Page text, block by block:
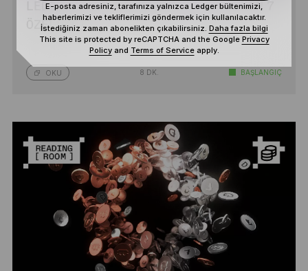
LEDGER WALLET’IN BILMENIZ GEREKEN 7
ÖZELLIĞI
OKU 8 DK. BAŞLANGIÇ
E-posta adresiniz, tarafınıza yalnızca Ledger bültenimizi,
haberlerimizi ve tekliflerimizi göndermek için kullanılacaktır.
İstediğiniz zaman abonelikten çıkabilirsiniz. Daha fazla bilgi
This site is protected by reCAPTCHA and the Google Privacy
Policyand Terms of Serviceapply.